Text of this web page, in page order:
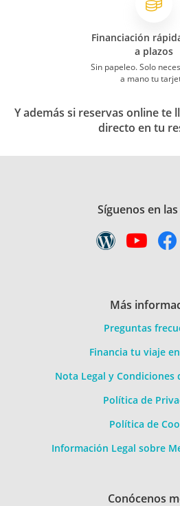
Financiación
a plazos
Sin papeleo. Solo
a mano tu
Y además si reservas online te
directo en tu
Síguenos en
Más
Preguntas
Financia tu viaje
Nota Legal y Condiciones
Política de
Política de
Información Legal sobre
Conócenos